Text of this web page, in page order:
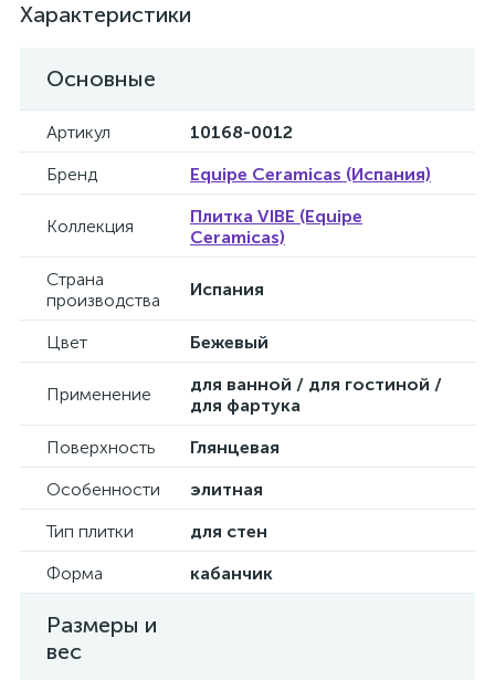
Характеристики
Основные
Артикул
10168-0012
Бренд
Equipe Ceramicas (Испания)
Коллекция
Плитка VIBE (Equipe
Ceramicas)
Страна
производства
Испания
Цвет Бежевый
Применение
для ванной / для гостиной /
для фартука
Поверхность
Глянцевая
Особенности
элитная
Тип плитки
для стен
Форма
кабанчик
Размеры и
вес